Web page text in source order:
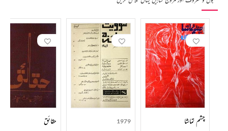
چشم تماشا 1979 حقائق